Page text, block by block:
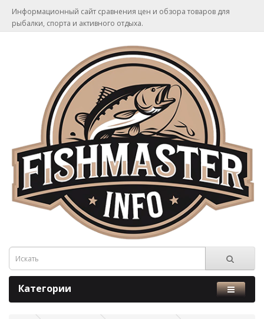
Информационный сайт сравнения цен и обзора товаров для
рыбалки, спорта и активного отдыха.
Категории